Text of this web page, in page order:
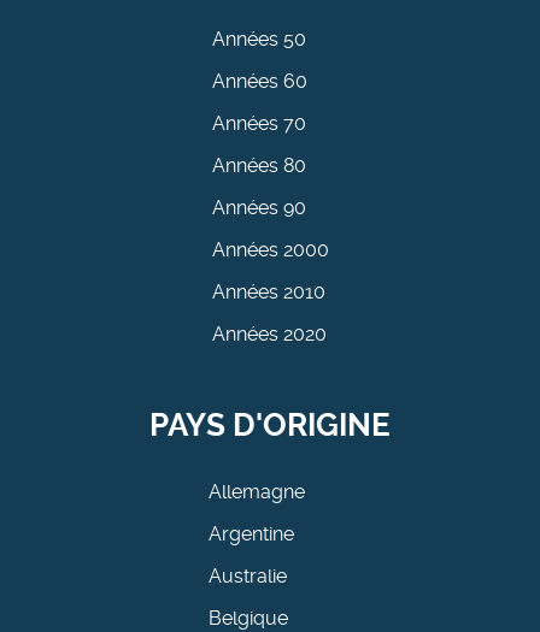
Années 50
Années 60
Années 70
Années 80
Années 90
Années 2000
Années 2010
Années 2020
PAYS D'ORIGINE
Allemagne
Argentine
Australie
Belgique